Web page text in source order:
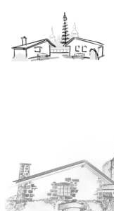
springen